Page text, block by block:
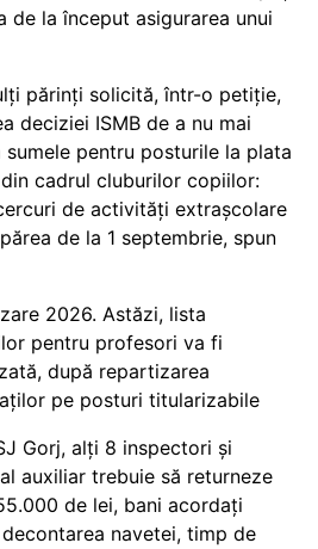
de la început asigurarea unui
părinți solicită, într-o petiție,
deciziei ISMB de a nu mai
sumele pentru posturile la plata
cadrul cluburilor copiilor:
de activități extrașcolare
de la 1 septembrie, spun
2026. Astăzi, lista
pentru profesori va fi
după repartizarea
pe posturi titularizabile
Gorj, alți 8 inspectori și
auxiliar trebuie să returneze
de lei, bani acordați
navetei, timp de